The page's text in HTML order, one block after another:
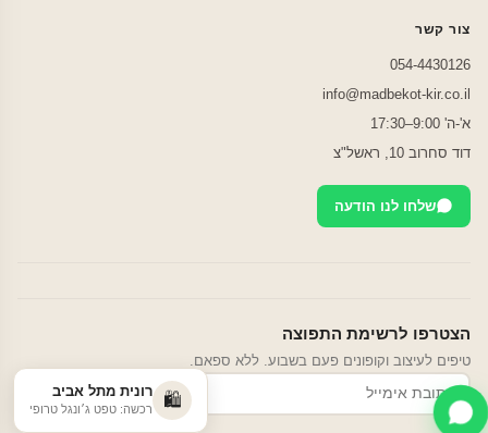
צור קשר
054-4430126
info@madbekot-kir.co.il
א'-ה' 9:00–17:30
דוד סחרוב 10, ראשל"צ
שלחו לנו הודעה
הצטרפו לרשימת התפוצה
טיפים לעיצוב וקופונים פעם בשבוע. ללא ספאם.
הרשמה 🛍️ רונית מתל אביב
רכשה: טפט ג׳ונגל טרופי